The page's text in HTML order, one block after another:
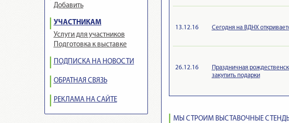
Добавить
УЧАСТНИКАМ
Услуги для участников
Подготовка к выставке
ПОДПИСКА НА НОВОСТИ
ОБРАТНАЯ СВЯЗЬ
РЕКЛАМА НА САЙТЕ
13.12.16 Сегодня на ВДНХ
26.12.16
Праздничная
закупить подарки
МЫ СТРОИМ ВЫСТАВОЧНЫЕ